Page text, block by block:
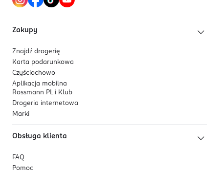
Zakupy
Znajdź drogerię
Karta podarunkowa
Czyściochowo
Aplikacja mobilna
Rossmann PL i Klub
Drogeria internetowa
Marki
Obsługa klienta
FAQ
Pomoc